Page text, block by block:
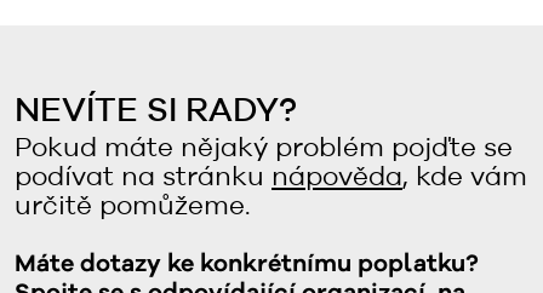
NEVÍTE SI RADY?
Pokud máte nějaký problém pojďte se
podívat na stránku nápověda, kde vám
určitě pomůžeme.
Máte dotazy ke konkrétnímu poplatku?